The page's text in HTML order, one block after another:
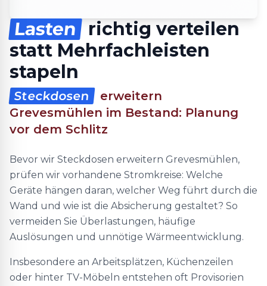
Lasten
richtig verteilen
statt Mehrfachleisten
stapeln
Steckdosen
erweitern
Grevesmühlen im Bestand: Planung
vor dem Schlitz
Bevor wir Steckdosen erweitern Grevesmühlen,
prüfen wir vorhandene Stromkreise: Welche
Geräte hängen daran, welcher Weg führt durch die
Wand und wie ist die Absicherung gestaltet? So
vermeiden Sie Überlastungen, häufige
Auslösungen und unnötige Wärmeentwicklung.
Insbesondere an Arbeitsplätzen, Küchenzeilen
oder hinter TV-Möbeln entstehen oft Provisorien